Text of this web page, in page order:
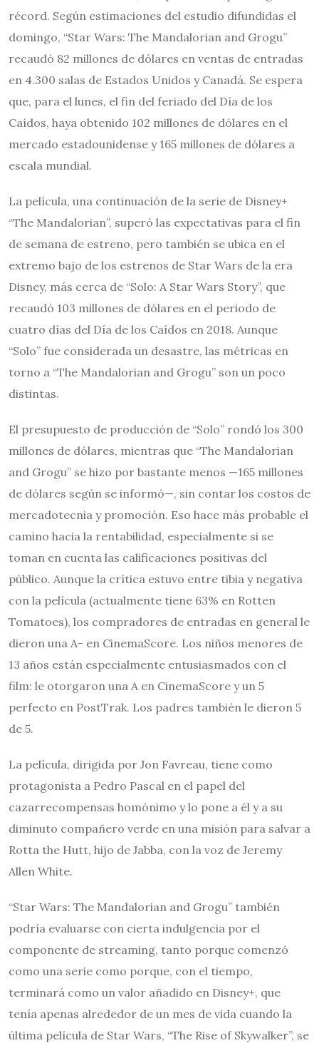
récord. Según estimaciones del estudio difundidas el
domingo, “Star Wars: The Mandalorian and Grogu”
recaudó 82 millones de dólares en ventas de entradas
en 4.300 salas de Estados Unidos y Canadá. Se espera
que, para el lunes, el fin del feriado del Día de los
Caídos, haya obtenido 102 millones de dólares en el
mercado estadounidense y 165 millones de dólares a
escala mundial.
La película, una continuación de la serie de Disney+
“The Mandalorian”, superó las expectativas para el fin
de semana de estreno, pero también se ubica en el
extremo bajo de los estrenos de Star Wars de la era
Disney, más cerca de “Solo: A Star Wars Story”, que
recaudó 103 millones de dólares en el periodo de
cuatro días del Día de los Caídos en 2018. Aunque
“Solo” fue considerada un desastre, las métricas en
torno a “The Mandalorian and Grogu” son un poco
distintas.
El presupuesto de producción de “Solo” rondó los 300
millones de dólares, mientras que “The Mandalorian
and Grogu” se hizo por bastante menos —165 millones
de dólares según se informó—, sin contar los costos de
mercadotecnia y promoción. Eso hace más probable el
camino hacia la rentabilidad, especialmente si se
toman en cuenta las calificaciones positivas del
público. Aunque la crítica estuvo entre tibia y negativa
con la película (actualmente tiene 63% en Rotten
Tomatoes), los compradores de entradas en general le
dieron una A- en CinemaScore. Los niños menores de
13 años están especialmente entusiasmados con el
film: le otorgaron una A en CinemaScore y un 5
perfecto en PostTrak. Los padres también le dieron 5
de 5.
La película, dirigida por Jon Favreau, tiene como
protagonista a Pedro Pascal en el papel del
cazarrecompensas homónimo y lo pone a él y a su
diminuto compañero verde en una misión para salvar a
Rotta the Hutt, hijo de Jabba, con la voz de Jeremy
Allen White.
“Star Wars: The Mandalorian and Grogu” también
podría evaluarse con cierta indulgencia por el
componente de streaming, tanto porque comenzó
como una serie como porque, con el tiempo,
terminará como un valor añadido en Disney+, que
tenía apenas alrededor de un mes de vida cuando la
última película de Star Wars, “The Rise of Skywalker”, se